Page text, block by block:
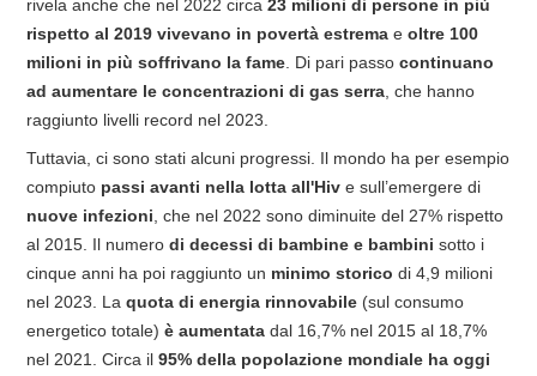
rivela anche che nel 2022 circa 23 milioni di persone in più
rispetto al 2019 vivevano in povertà estrema e oltre 100
milioni in più soffrivano la fame . Di pari passo continuano
ad aumentare le concentrazioni di gas serra che hanno
raggiunto livelli record nel 2023.
Tuttavia, ci sono stati alcuni progressi. Il mondo ha per esempio
compiuto passi avanti nella lotta all'Hiv e sull’emergere di
nuove infezioni , che nel 2022 sono diminuite del 27% rispetto
al 2015. Il numero di decessi di bambine e bambini sotto i
cinque anni ha poi raggiunto un minimo storico di 4,9 milioni
nel 2023. La quota di energia rinnovabile (sul consumo
energetico totale) è aumentata dal 16,7% nel 2015 al 18,7%
nel 2021. Circa il 95% della popolazione mondiale ha oggi